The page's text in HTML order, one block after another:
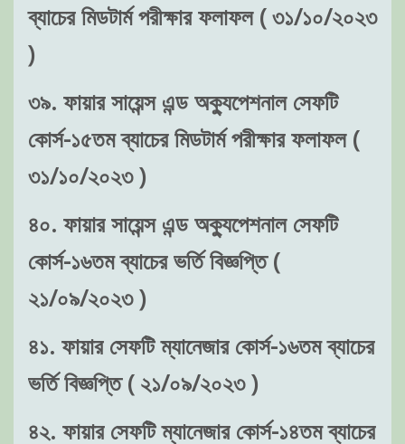
ব্যাচের মিডটার্ম পরীক্ষার ফলাফল ( ৩১/১০/২০২৩
)
৩৯. ফায়ার সায়েন্স এন্ড অক্যুপেশনাল সেফটি
কোর্স-১৫তম ব্যাচের মিডটার্ম পরীক্ষার ফলাফল (
৩১/১০/২০২৩ )
৪০. ফায়ার সায়েন্স এন্ড অক্যুপেশনাল সেফটি
কোর্স-১৬তম ব্যাচের ভর্তি বিজ্ঞপ্তি (
২১/০৯/২০২৩ )
৪১. ফায়ার সেফটি ম্যানেজার কোর্স-১৬তম ব্যাচের
ভর্তি বিজ্ঞপ্তি ( ২১/০৯/২০২৩ )
৪২. ফায়ার সেফটি ম্যানেজার কোর্স-১৪তম ব্যাচের